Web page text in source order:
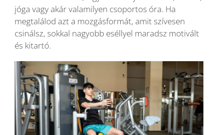
jóga vagy akár valamilyen csoportos óra. Ha
megtalálod azt a mozgásformát, amit szívesen
csinálsz, sokkal nagyobb eséllyel maradsz motivált
és kitartó.